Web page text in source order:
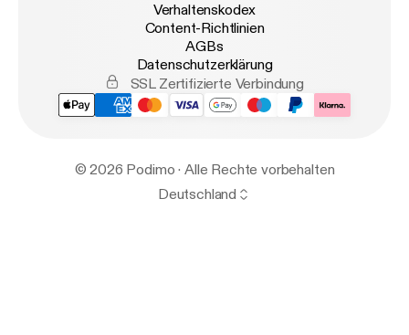
Verhaltenskodex
Content-Richtlinien
AGBs
Datenschutzerklärung
SSL Zertifizierte Verbindung
© 2026 Podimo · Alle Rechte vorbehalten
Deutschland